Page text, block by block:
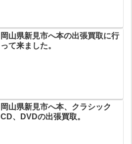
岡山県新見市へ本の出張買取に行
って来ました。
岡山県新見市へ本、クラシック
CD、DVDの出張買取。